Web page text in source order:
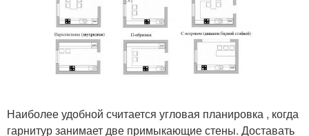
Наиболее удобной считается угловая планировка , когда
гарнитур занимает две примыкающие стены. Доставать